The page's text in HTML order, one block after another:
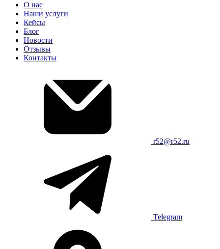
О нас
Наши услуги
Кейсы
Блог
Новости
Отзывы
Контакты
r52@r52.ru
Telegram